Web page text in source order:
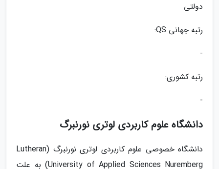
دولتی
رتبه جهانی QS:
-
رتبه کشوری:
-
دانشگاه علوم کاربردی لوتری نورنبرگ
دانشگاه خصوصی علوم کاربردی لوتری نورنبرگ (Lutheran
University of Applied Sciences Nuremberg) به علت